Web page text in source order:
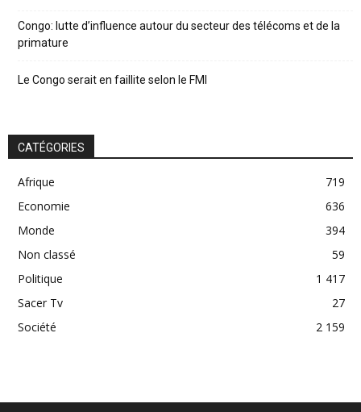
Congo: lutte d’influence autour du secteur des télécoms et de la
primature
Le Congo serait en faillite selon le FMI
CATÉGORIES
Afrique
719
Economie
636
Monde
394
Non classé
59
Politique
1 417
Sacer Tv
27
Société
2 159